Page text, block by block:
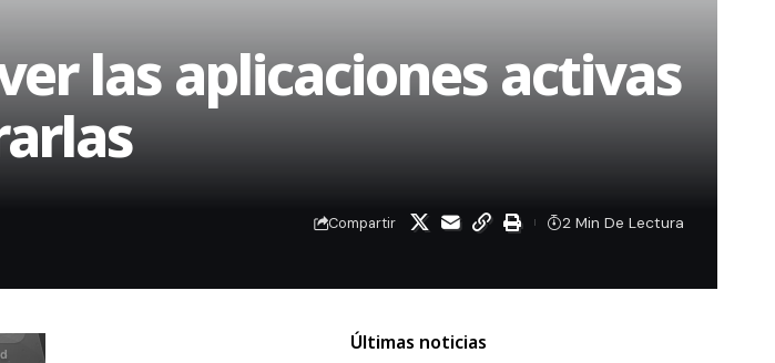
las aplicaciones activas
Compartir 2 Min De Lectura
Últimas noticias